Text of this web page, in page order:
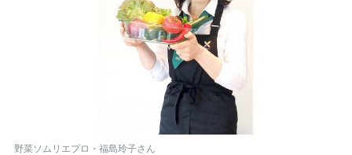
野菜ソムリエプロ・福島玲子さん